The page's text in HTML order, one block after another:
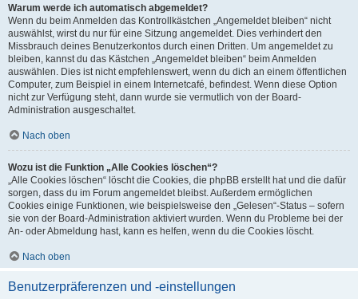
Warum werde ich automatisch abgemeldet?
Wenn du beim Anmelden das Kontrollkästchen „Angemeldet bleiben“ nicht
auswählst, wirst du nur für eine Sitzung angemeldet. Dies verhindert den
Missbrauch deines Benutzerkontos durch einen Dritten. Um angemeldet zu
bleiben, kannst du das Kästchen „Angemeldet bleiben“ beim Anmelden
auswählen. Dies ist nicht empfehlenswert, wenn du dich an einem öffentlichen
Computer, zum Beispiel in einem Internetcafé, befindest. Wenn diese Option
nicht zur Verfügung steht, dann wurde sie vermutlich von der Board-
Administration ausgeschaltet.
Nach oben
Wozu ist die Funktion „Alle Cookies löschen“?
„Alle Cookies löschen“ löscht die Cookies, die phpBB erstellt hat und die dafür
sorgen, dass du im Forum angemeldet bleibst. Außerdem ermöglichen
Cookies einige Funktionen, wie beispielsweise den „Gelesen“-Status – sofern
sie von der Board-Administration aktiviert wurden. Wenn du Probleme bei der
An- oder Abmeldung hast, kann es helfen, wenn du die Cookies löscht.
Nach oben
Benutzerpräferenzen und -einstellungen